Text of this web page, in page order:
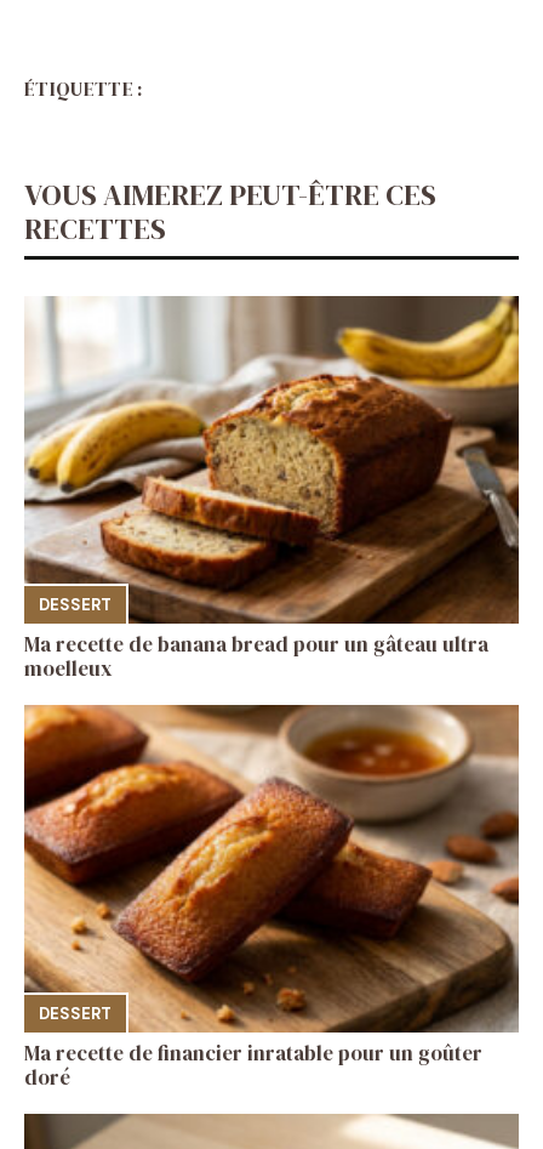
ÉTIQUETTE :
VOUS AIMEREZ PEUT-ÊTRE CES
RECETTES
DESSERT
Ma recette de banana bread pour un gâteau ultra
moelleux
DESSERT
Ma recette de financier inratable pour un goûter
doré